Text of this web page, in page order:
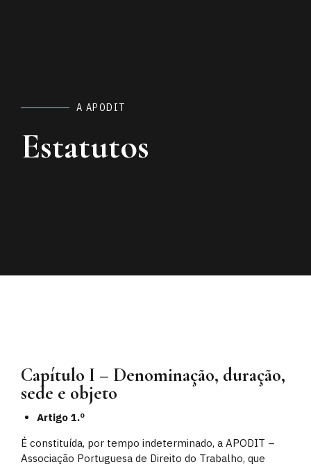
A APODIT
Estatutos
Capítulo I – Denominação, duração,
sede e objeto
Artigo 1.º
É constituída, por tempo indeterminado, a APODIT –
Associação Portuguesa de Direito do Trabalho, que